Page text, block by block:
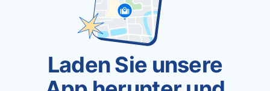
Laden Sie unsere